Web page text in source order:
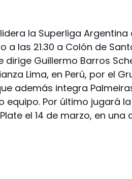
la Superliga
a las 21.30 a Colón de
dirige Guillermo Barros
Lima, en Perú, por el
además integra
equipo. Por último jugará
el 14 de marzo, en una